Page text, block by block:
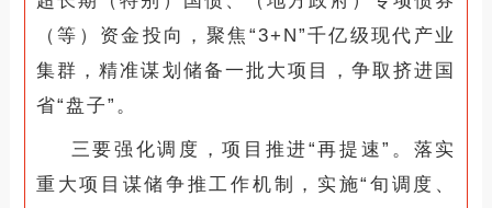
（等）资金投向，聚焦“3+N”千亿级现代产业
集群，精准谋划储备一批大项目，争取挤进国
省“盘子”。
三要强化调度，项目推进“再提速”。落实
重大项目谋储争推工作机制，实施“旬调度、